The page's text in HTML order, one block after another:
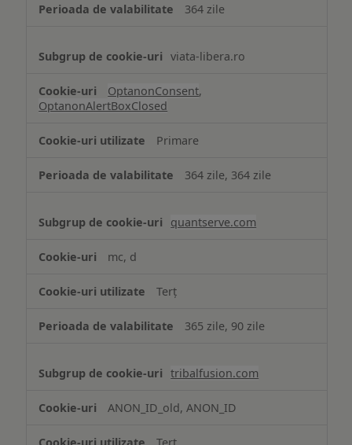
364 zile
viata-libera.ro
OptanonConsent,
OptanonAlertBoxClosed
Primare
364 zile, 364 zile
quantserve.com
mc, d
Terț
365 zile, 90 zile
tribalfusion.com
ANON_ID_old, ANON_ID